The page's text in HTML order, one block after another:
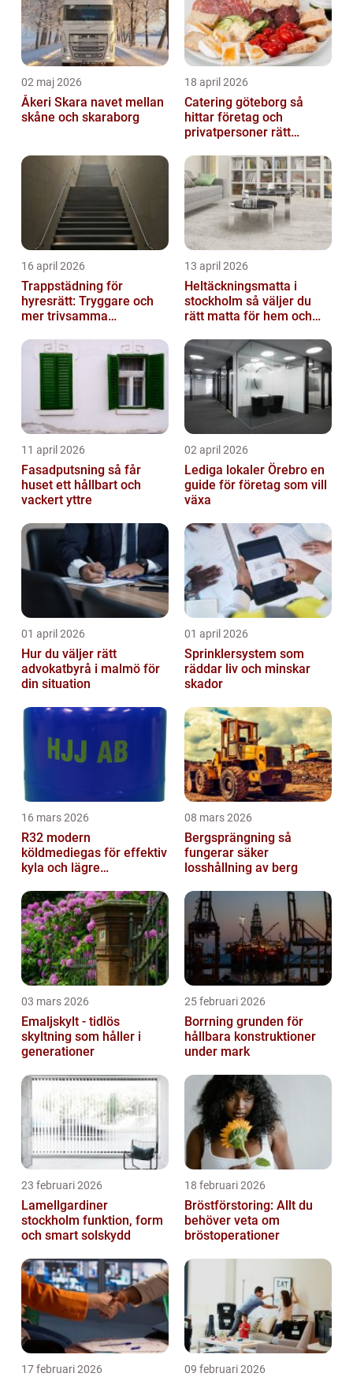
02 maj 2026
Åkeri Skara navet mellan
skåne och skaraborg
18 april 2026
Catering göteborg så
hittar företag och
privatpersoner rätt
16 april 2026
Trappstädning för
hyresrätt: Tryggare och
mer trivsamma
13 april 2026
Heltäckningsmatta i
stockholm så väljer du
rätt matta för hem och
11 april 2026
Fasadputsning så får
huset ett hållbart och
vackert yttre
02 april 2026
Lediga lokaler Örebro en
guide för företag som vill
växa
01 april 2026
Hur du väljer rätt
advokatbyrå i malmö för
din situation
01 april 2026
Sprinklersystem som
räddar liv och minskar
skador
16 mars 2026
R32 modern
köldmediegas för effektiv
kyla och lägre
08 mars 2026
Bergsprängning så
fungerar säker
losshållning av berg
03 mars 2026
Emaljskylt - tidlös
skyltning som håller i
generationer
25 februari 2026
Borrning grunden för
hållbara konstruktioner
under mark
23 februari 2026
Lamellgardiner
stockholm funktion, form
och smart solskydd
18 februari 2026
Bröstförstoring: Allt du
behöver veta om
bröstoperationer
17 februari 2026 09 februari 2026